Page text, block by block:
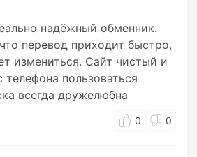
надёжный обменник.
перевод приходит быстро,
измениться. Сайт чистый и
пользоваться
всегда дружелюбна
0 0